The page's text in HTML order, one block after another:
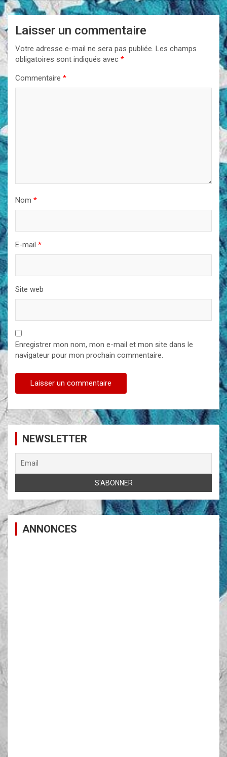
l’article
Laisser un commentaire
Votre adresse e-mail ne sera pas publiée. Les champs
obligatoires sont indiqués avec *
Commentaire *
Nom *
E-mail *
Site web
Enregistrer mon nom, mon e-mail et mon site dans le
navigateur pour mon prochain commentaire.
NEWSLETTER
ANNONCES